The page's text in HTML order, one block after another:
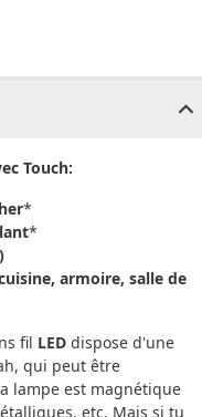
Touch:
*
*
armoire, salle de
fil LED dispose d'une
qui peut être
lampe est magnétique
etc. Mais si tu